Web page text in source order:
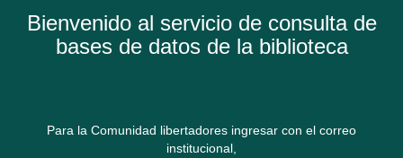
Bienvenido al servicio de consulta de
bases de datos de la biblioteca
Para la Comunidad libertadores ingresar con el correo
institucional,